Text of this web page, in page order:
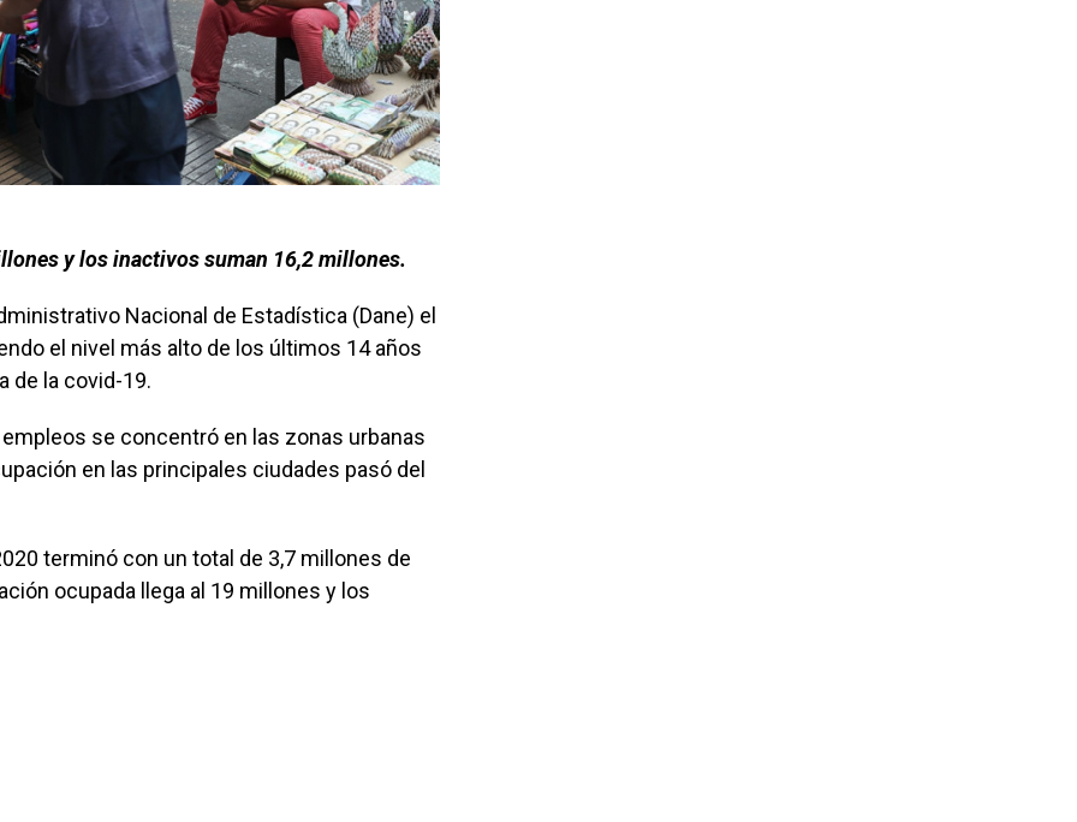
y los inactivos suman 16,2 millones.
Nacional de Estadística (Dane) el
el nivel más alto de los últimos 14 años
de la covid-19.
se concentró en las zonas urbanas
en las principales ciudades pasó del
terminó con un total de 3,7 millones de
ocupada llega al 19 millones y los